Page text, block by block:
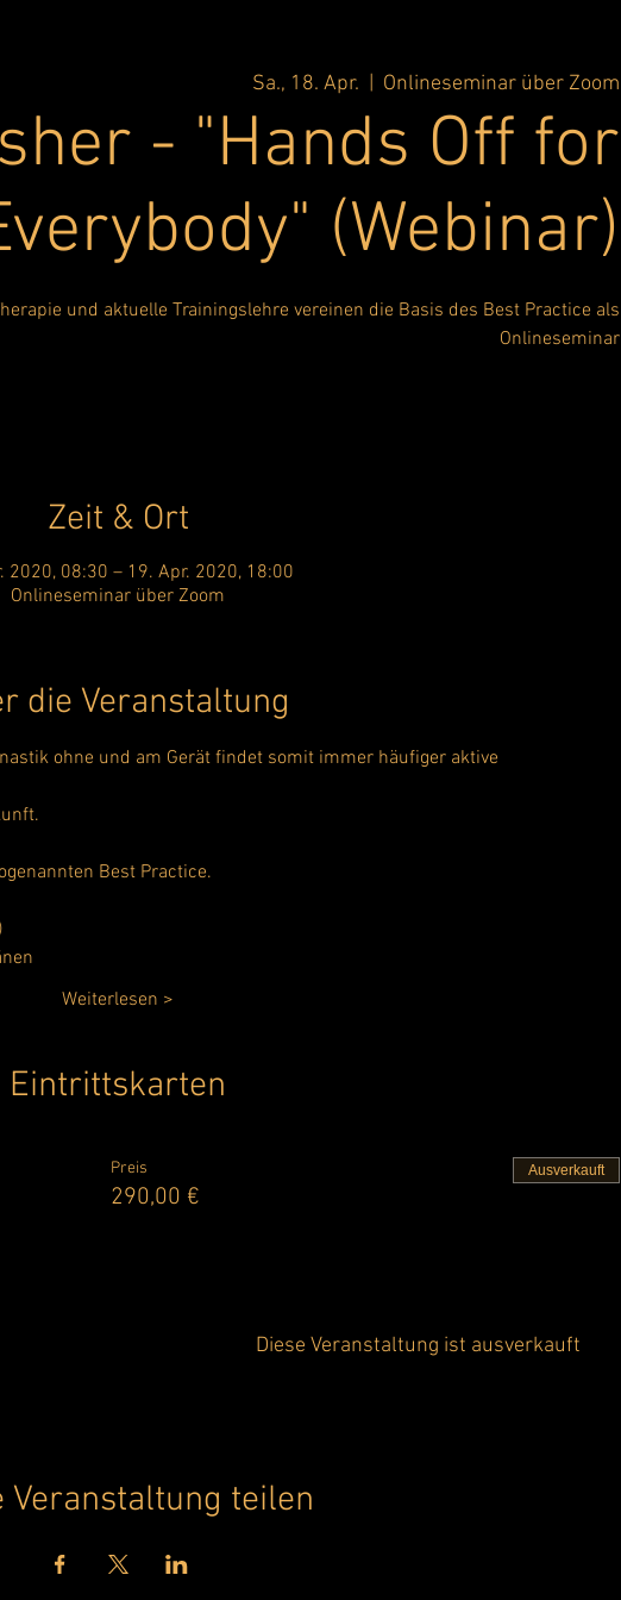
Sa., 18. Apr. Onlineseminar über Zoom
- "Hands Off for
(Webinar)
und aktuelle Trainingslehre vereinen die Basis des Best Practice als
Onlineseminar
Zeit & Ort
2020, 08:30 – 19. Apr. 2020, 18:00
Onlineseminar über Zoom
die Veranstaltung
ohne und am Gerät findet somit immer häufiger aktive
Best Practice.
Weiterlesen >
Eintrittskarten
Preis
290,00 €
Ausverkauft
Diese Veranstaltung ist ausverkauft
Veranstaltung teilen